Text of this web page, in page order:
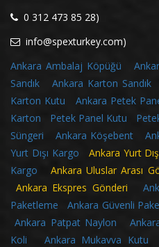
0 312 473 85 28)
info@spexturkey.com)
Ankara Ambalaj Köpüğü
Sandık
Ankara Karton Sandık
Karton Kutu
Ankara Petek
Karton
Petek Panel Kutu
Süngeri
Ankara Köşebent
Yurt Dışı Kargo Ankara Yurt
Kargo Ankara Uluslar Arası
Ankara Ekspres Gönderi
Paketleme
Ankara Güvenli
Ankara Patpat Naylon
Koli
Ankara Mukavva Kutu